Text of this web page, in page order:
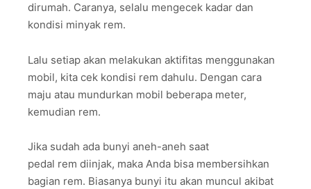
dirumah. Caranya, selalu mengecek kadar dan
kondisi minyak rem.
Lalu setiap akan melakukan aktifitas menggunakan
mobil, kita cek kondisi rem dahulu. Dengan cara
maju atau mundurkan mobil beberapa meter,
kemudian rem.
Jika sudah ada bunyi aneh-aneh saat
pedal rem diinjak, maka Anda bisa membersihkan
bagian rem. Biasanya bunyi itu akan muncul akibat